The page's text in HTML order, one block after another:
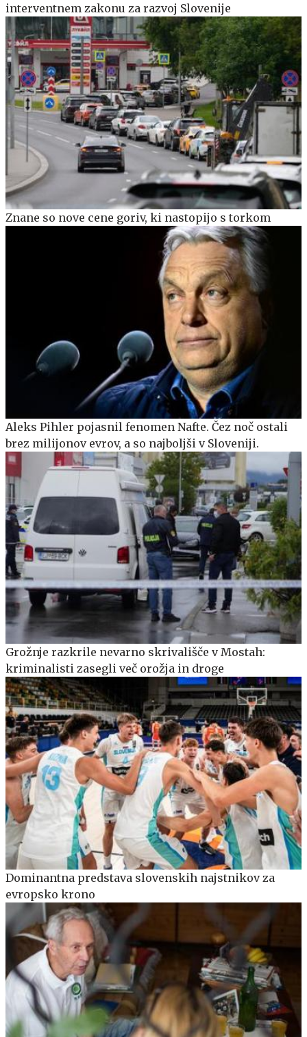
interventnem zakonu za razvoj Slovenije
Znane so nove cene goriv, ki nastopijo s torkom
Aleks Pihler pojasnil fenomen Nafte. Čez noč ostali
brez milijonov evrov, a so najboljši v Sloveniji.
Grožnje razkrile nevarno skrivališče v Mostah:
kriminalisti zasegli več orožja in droge
Dominantna predstava slovenskih najstnikov za
evropsko krono